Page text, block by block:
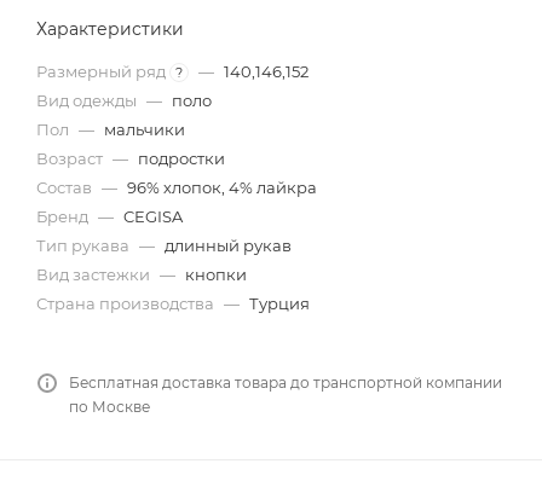
Характеристики
Размерный ряд ? — 140,146,152
Вид одежды — поло
Пол — мальчики
Возраст — подростки
Состав — 96% хлопок, 4% лайкра
Бренд — CEGISA
Тип рукава — длинный рукав
Вид застежки — кнопки
Страна производства — Турция
Бесплатная доставка товара до транспортной компании
по Москве